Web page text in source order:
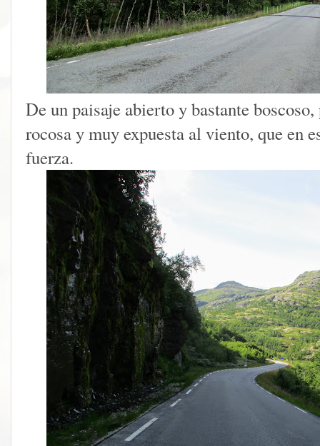
De un paisaje abierto y bastante
rocosa y muy expuesta al viento, que en
fuerza.